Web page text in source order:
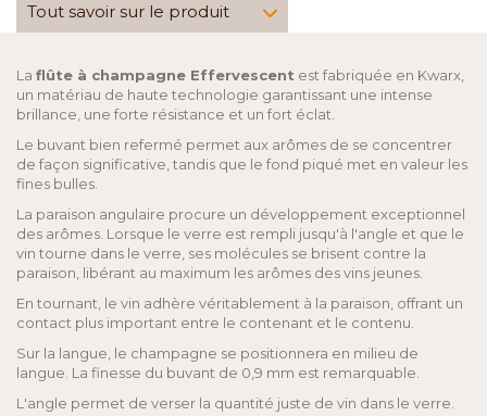
Tout savoir sur le produit
La flûte à champagne Effervescent est fabriquée en Kwarx,
un matériau de haute technologie garantissant une intense
brillance, une forte résistance et un fort éclat.
Le buvant bien refermé permet aux arômes de se concentrer
de façon significative, tandis que le fond piqué met en valeur les
fines bulles.
La paraison angulaire procure un développement exceptionnel
des arômes. Lorsque le verre est rempli jusqu'à l'angle et que le
vin tourne dans le verre, ses molécules se brisent contre la
paraison, libérant au maximum les arômes des vins jeunes.
En tournant, le vin adhère véritablement à la paraison, offrant un
contact plus important entre le contenant et le contenu.
Sur la langue, le champagne se positionnera en milieu de
langue. La finesse du buvant de 0,9 mm est remarquable.
L'angle permet de verser la quantité juste de vin dans le verre.